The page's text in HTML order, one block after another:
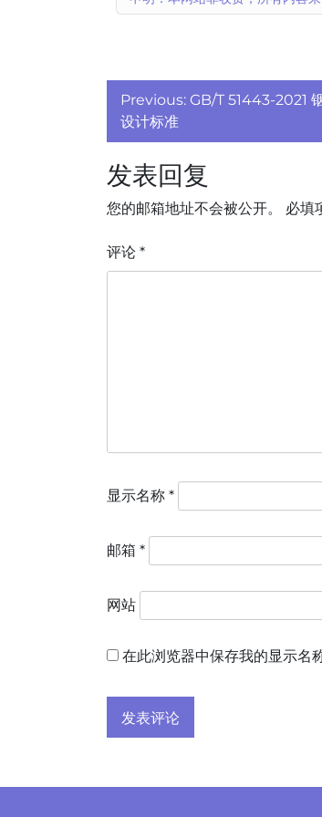
文
章
导
航
Previous: GB/T 51443-2021
设计标准
发表回复
您的邮箱地址不会被公开。 必填
评论 *
显示名称 *
邮箱 *
网站
在此浏览器中保存我的显示名